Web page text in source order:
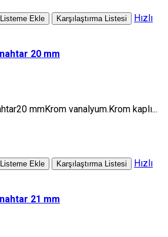
Ekle Karşılaştırma Listesi
Hızlı
20 mm
mmKrom vanalyum.Krom kaplı...
Ekle Karşılaştırma Listesi
Hızlı
21 mm